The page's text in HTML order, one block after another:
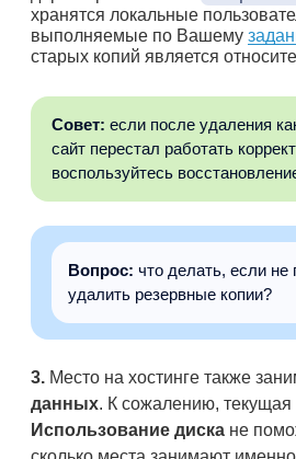
хранятся локальные
выполняемые по Вашему
старых копий является
Совет: если после удаления
сайт перестал работать
воспользуйтесь
Вопрос: что делать, если не
удалить резервные копии?
3. Место на хостинге также
данных. К сожалению,
Использование диска не